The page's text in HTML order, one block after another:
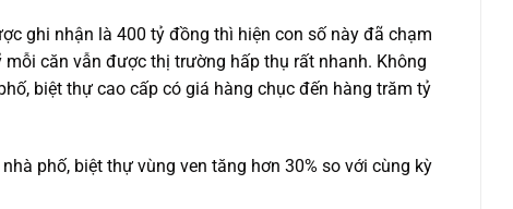
ghi nhận là 400 tỷ đồng thì hiện con số này đã chạm
căn vẫn được thị trường hấp thụ rất nhanh. Không
biệt thự cao cấp có giá hàng chục đến hàng trăm tỷ
phố, biệt thự vùng ven tăng hơn 30% so với cùng kỳ